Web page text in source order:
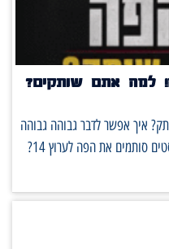
איך אפשר לדבר גבוהה גבוהה
על טוהר הבחירות ומנגד לשתוק כשאנרכיסטים סותמים את הפה לערוץ 14?